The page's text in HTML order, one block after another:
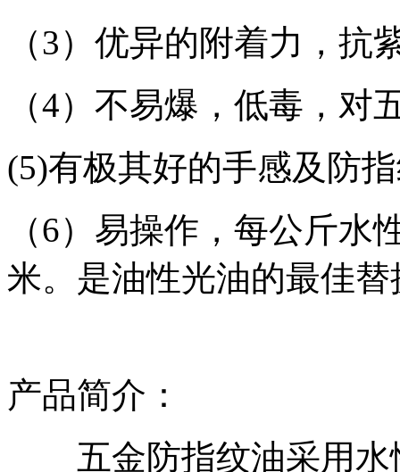
（3）优异的附着力，抗
（4）不易爆，低毒，对
(5)有极其好的手感及防
（6）易操作，每公斤水
米。是油性光油的最佳
产品简介：
五金防指纹油采用水